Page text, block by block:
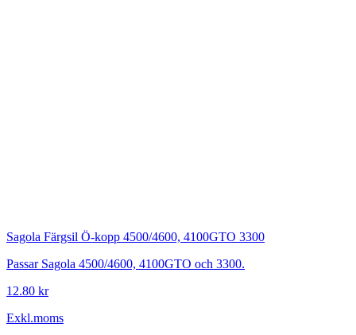
Sagola Färgsil Ö-kopp 4500/4600, 4100GTO 3300
Passar Sagola 4500/4600, 4100GTO och 3300.
12.80 kr
Exkl.moms